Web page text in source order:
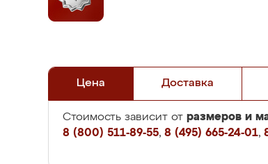
Цена Доставка
Стоимость зависит от размеров и
8 (800) 511-89-55, 8 (495) 665-24-01,